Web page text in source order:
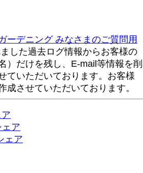
ーデニング みなさまのご質問用
した過去ログ情報からお客様の
）だけを残し、E-mail等情報を削
ていただいております。お客様
成させていただいております。
ェア
ェア